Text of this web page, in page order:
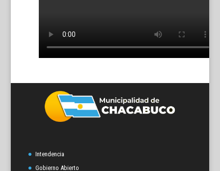
Intendencia
Gobierno Abierto